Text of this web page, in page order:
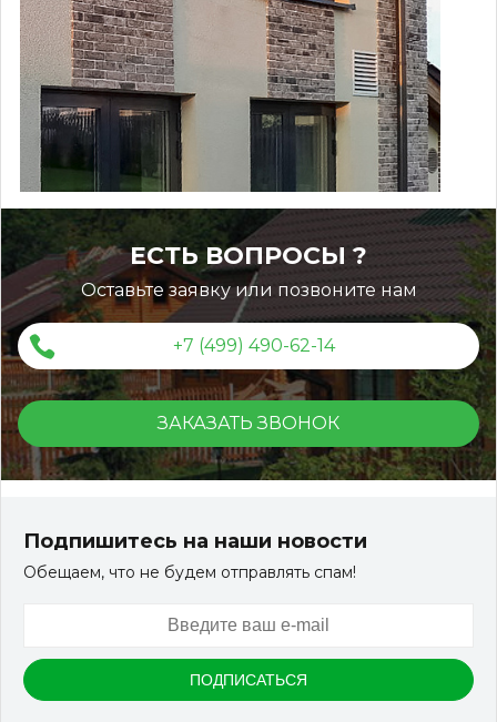
150*25*3000 мм
Монтаж ограждений ДПК
ЕСТЬ ВОПРОСЫ ?
Оставьте заявку или позвоните нам
+7 (499) 490-62-14
ЗАКАЗАТЬ ЗВОНОК
Подпишитесь на наши новости
Обещаем, что не будем отправлять спам!